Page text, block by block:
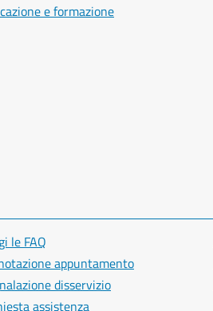
e formazione
le FAQ
appuntamento
disservizio
assistenza